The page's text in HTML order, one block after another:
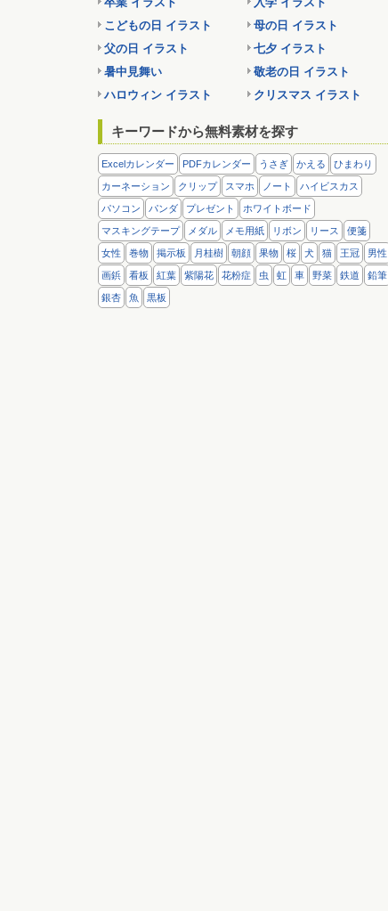
こどもの日 イラスト
母の日 イラスト
父の日 イラスト
七夕 イラスト
暑中見舞い
敬老の日 イラスト
ハロウィン イラスト
クリスマス イラスト
キーワードから無料素材を探す
Excelカレンダー PDFカレンダー うさぎ かえる ひまわり
カーネーション クリップ スマホ ノート ハイビスカス
パソコン パンダ プレゼント ホワイトボード
マスキングテープ メダル メモ用紙 リボン リース 便箋
女性 巻物 掲示板 月桂樹 朝顔 果物 桜 犬 猫 王冠 男性
画鋲 看板 紅葉 紫陽花 花粉症 虫 虹 車 野菜 鉄道 鉛筆
銀杏 魚 黒板